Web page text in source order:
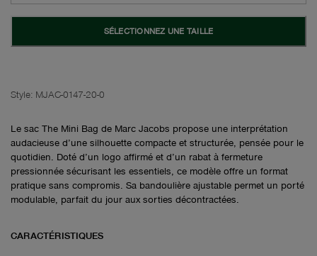
SÉLECTIONNEZ UNE TAILLE
Style: MJAC-0147-20-0
Le sac The Mini Bag de Marc Jacobs propose une interprétation
audacieuse d’une silhouette compacte et structurée, pensée pour le
quotidien. Doté d’un logo affirmé et d’un rabat à fermeture
pressionnée sécurisant les essentiels, ce modèle offre un format
pratique sans compromis. Sa bandoulière ajustable permet un porté
modulable, parfait du jour aux sorties décontractées.
CARACTÉRISTIQUES